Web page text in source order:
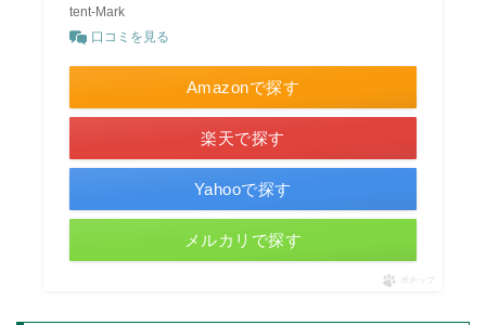
tent-Mark
口コミを見る
Amazonで探す
楽天で探す
Yahooで探す
メルカリで探す
ポチップ